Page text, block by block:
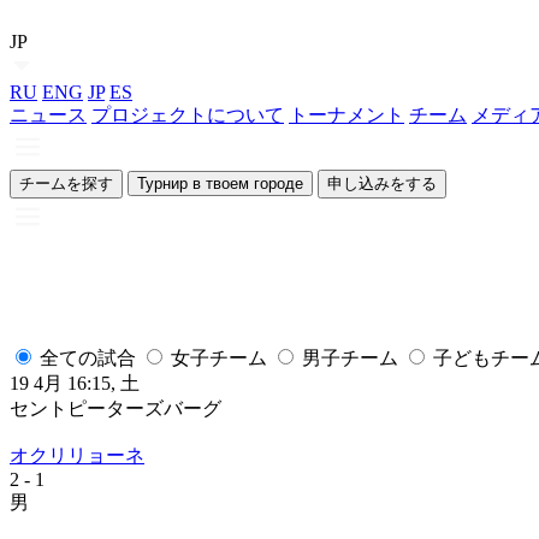
JP
RU ENG JP ES
ニュース プロジェクトについて トーナメント チーム メディ
チームを探す Турнир в твоем городе 申し込みをする
全ての試合 女子チーム 男子チーム
子どもチー
19 4月 16:15, 土
セントピーターズバーグ
オクリリョーネ
2 - 1
男